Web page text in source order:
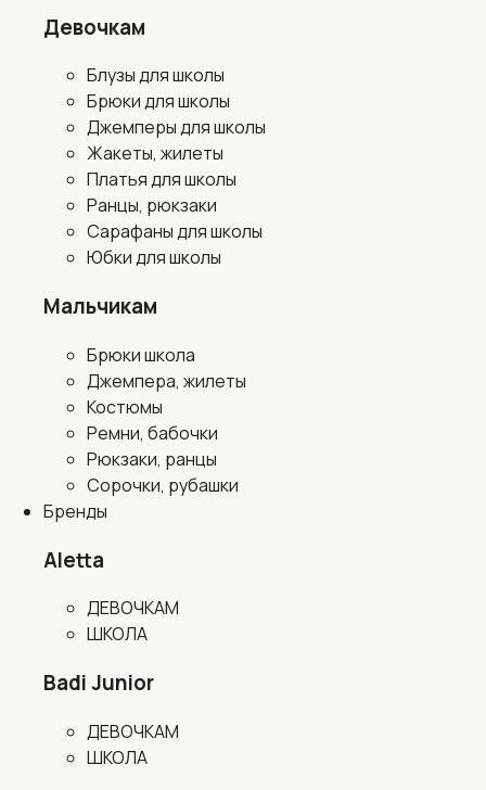
Девочкам
Блузы для школы
Брюки для школы
Джемперы для школы
Жакеты, жилеты
Платья для школы
Ранцы, рюкзаки
Сарафаны для школы
Юбки для школы
Мальчикам
Брюки школа
Джемпера, жилеты
Костюмы
Ремни, бабочки
Рюкзаки, ранцы
Сорочки, рубашки
Бренды
Aletta
ДЕВОЧКАМ
ШКОЛА
Badi Junior
ДЕВОЧКАМ
ШКОЛА